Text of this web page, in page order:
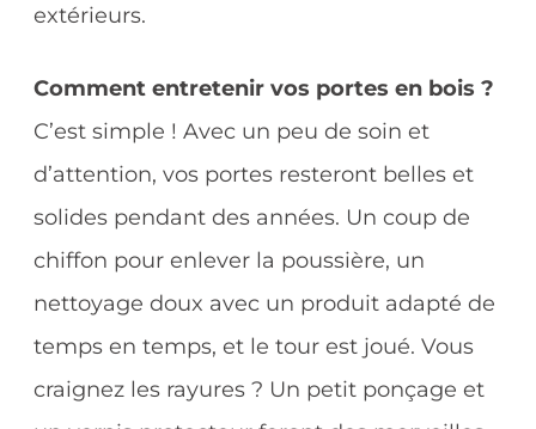
extérieurs.
Comment entretenir vos portes en bois ?
C’est simple ! Avec un peu de soin et
d’attention, vos portes resteront belles et
solides pendant des années. Un coup de
chiffon pour enlever la poussière, un
nettoyage doux avec un produit adapté de
temps en temps, et le tour est joué. Vous
craignez les rayures ? Un petit ponçage et